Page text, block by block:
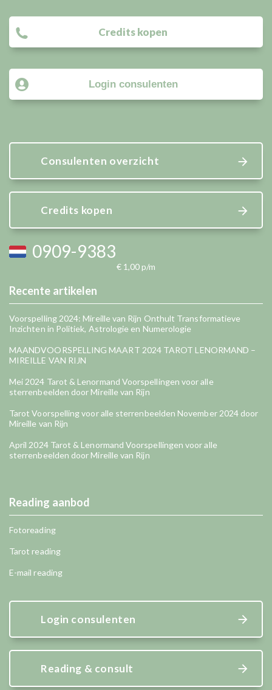
Credits kopen
Login consulenten
Consulenten overzicht
Credits kopen
0909-9383
€ 1,00 p/m
Recente artikelen
Voorspelling 2024: Mireille van Rijn Onthult Transformatieve
Inzichten in Politiek, Astrologie en Numerologie
MAANDVOORSPELLING MAART 2024 TAROT LENORMAND –
MIREILLE VAN RIJN
Mei 2024 Tarot & Lenormand Voorspellingen voor alle
sterrenbeelden door Mireille van Rijn
Tarot Voorspelling voor alle sterrenbeelden November 2024 door
Mireille van Rijn
April 2024 Tarot & Lenormand Voorspellingen voor alle
sterrenbeelden door Mireille van Rijn
Reading aanbod
Fotoreading
Tarot reading
E-mail reading
Login consulenten
Reading & consult